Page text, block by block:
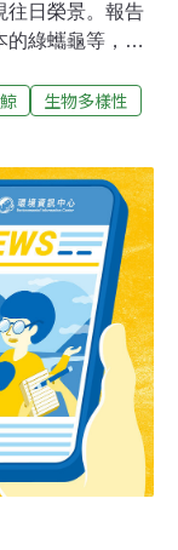
往日榮景。報告
的綠蠵龜等，多
中生態。儘管
原的生命力。
生態服務，包括
積海洋、永續捕
十億美元，但預
級的氣候危機，
壞。好消息是，
棲地快速吸收二
能力。
生物多樣性